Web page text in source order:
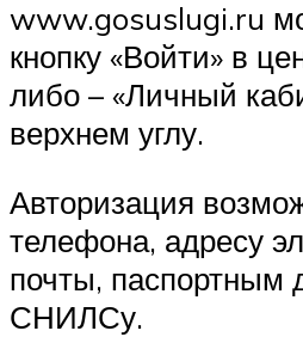
www.gosuslugi.ru
кнопку «Войти» в
либо – «Личный
верхнем углу.
Авторизация
телефона, адресу
почты, паспортным
СНИЛСу.